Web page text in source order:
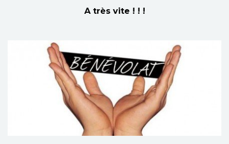
A très vite ! ! !